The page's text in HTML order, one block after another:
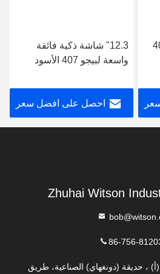
407
12.3" شاشة ذكية فائقة
واسعة لبيجو 407 الأسود
للسيارات
احصل على افضل سعر
Zhuhai Witson
86-756-
(أ) ، حديقة (دونغهاي) الصناعية، طريق